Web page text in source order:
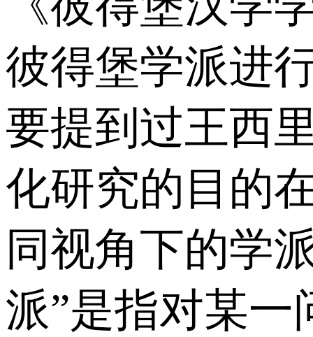
彼得堡学派进
要提到过王西
化研究的目的
同视角下的学
派”是指对某